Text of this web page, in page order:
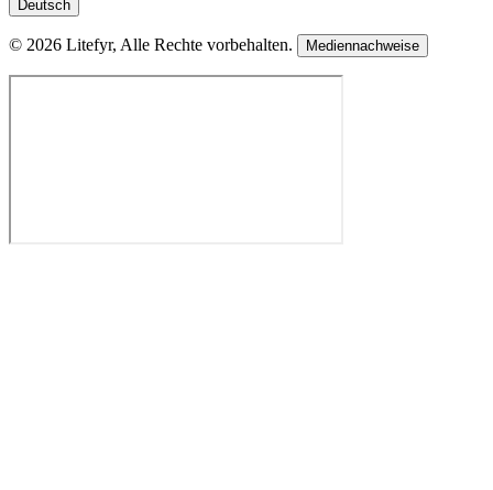
Deutsch
© 2026 Litefyr, Alle Rechte vorbehalten. Mediennachweise